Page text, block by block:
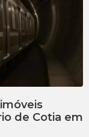
de Cotia em